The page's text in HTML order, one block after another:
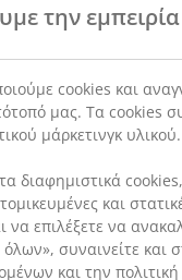
την
cookies και
μας. Τα cookies
μάρκετινγκ υλικού.
διαφημιστικά
και
να επιλέξετε να
συναινείτε και
και την